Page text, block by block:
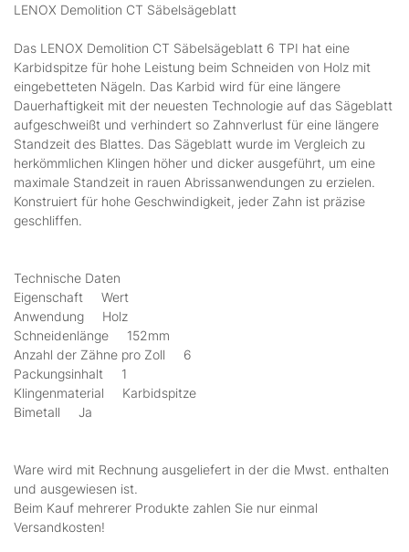
LENOX Demolition CT Säbelsägeblatt
Das LENOX Demolition CT Säbelsägeblatt 6 TPI hat eine
Karbidspitze für hohe Leistung beim Schneiden von Holz mit
eingebetteten Nägeln. Das Karbid wird für eine längere
Dauerhaftigkeit mit der neuesten Technologie auf das Sägeblatt
aufgeschweißt und verhindert so Zahnverlust für eine längere
Standzeit des Blattes. Das Sägeblatt wurde im Vergleich zu
herkömmlichen Klingen höher und dicker ausgeführt, um eine
maximale Standzeit in rauen Abrissanwendungen zu erzielen.
Konstruiert für hohe Geschwindigkeit, jeder Zahn ist präzise
geschliffen.
Technische Daten
Eigenschaft Wert
Anwendung Holz
Schneidenlänge 152mm
Anzahl der Zähne pro Zoll 6
Packungsinhalt 1
Klingenmaterial Karbidspitze
Bimetall Ja
Ware wird mit Rechnung ausgeliefert in der die Mwst. enthalten
und ausgewiesen ist.
Beim Kauf mehrerer Produkte zahlen Sie nur einmal
Versandkosten!